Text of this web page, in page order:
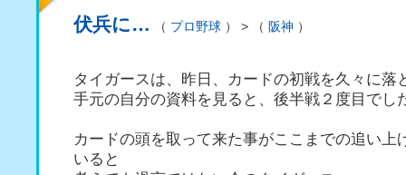
伏兵に… （ プロ野球 ） > （ 阪神 ）
タイガースは、昨日、カードの初戦を久々に
手元の自分の資料を見ると、後半戦２度目でし
カードの頭を取って来た事がここまでの追い上
いると